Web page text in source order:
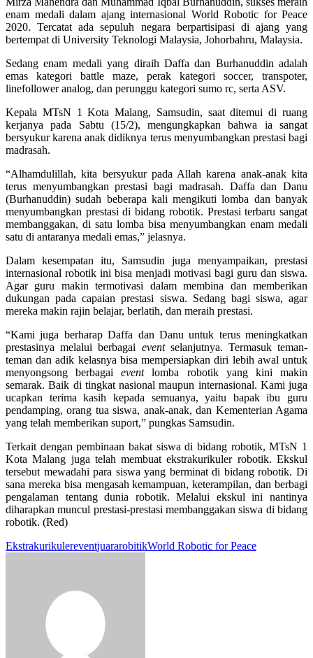
enam medali dalam ajang internasional World Robotic for Peace
2020. Tercatat ada sepuluh negara berpartisipasi di ajang yang
bertempat di University Teknologi Malaysia, Johorbahru, Malaysia.
Sedang enam medali yang diraih Daffa dan Burhanuddin adalah
emas kategori battle maze, perak kategori soccer, transpoter,
linefollower analog, dan perunggu kategori sumo rc, serta ASV.
Kepala MTsN 1 Kota Malang, Samsudin, saat ditemui di ruang
kerjanya pada Sabtu (15/2), mengungkapkan bahwa ia sangat
bersyukur karena anak didiknya terus menyumbangkan prestasi bagi
madrasah.
“Alhamdulillah, kita bersyukur pada Allah karena anak-anak kita
terus menyumbangkan prestasi bagi madrasah. Daffa dan Danu
(Burhanuddin) sudah beberapa kali mengikuti lomba dan banyak
menyumbangkan prestasi di bidang robotik. Prestasi terbaru sangat
membanggakan, di satu lomba bisa menyumbangkan enam medali
satu di antaranya medali emas,” jelasnya.
Dalam kesempatan itu, Samsudin juga menyampaikan, prestasi
internasional robotik ini bisa menjadi motivasi bagi guru dan siswa.
Agar guru makin termotivasi dalam membina dan memberikan
dukungan pada capaian prestasi siswa. Sedang bagi siswa, agar
mereka makin rajin belajar, berlatih, dan meraih prestasi.
“Kami juga berharap Daffa dan Danu untuk terus meningkatkan
prestasinya melalui berbagai eventselanjutnya. Termasuk teman-
teman dan adik kelasnya bisa mempersiapkan diri lebih awal untuk
menyongsong berbagaieventlomba robotik yang kini makin
semarak. Baik di tingkat nasional maupun internasional. Kami juga
ucapkan terima kasih kepada semuanya, yaitu bapak ibu guru
pendamping, orang tua siswa, anak-anak, dan Kementerian Agama
yang telah memberikan suport,” pungkas Samsudin.
Terkait dengan pembinaan bakat siswa di bidang robotik, MTsN 1
Kota Malang juga telah membuat ekstrakurikuler robotik. Ekskul
tersebut mewadahi para siswa yang berminat di bidang robotik. Di
sana mereka bisa mengasah kemampuan, keterampilan, dan berbagi
pengalaman tentang dunia robotik. Melalui ekskul ini nantinya
diharapkan muncul prestasi-prestasi membanggakan siswa di bidang
robotik. (Red)
EkstrakurikulereventjuararobitikWorld Robotic for Peace